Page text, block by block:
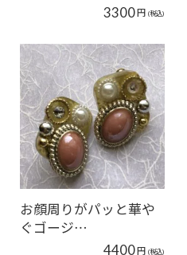
3300円 (税込)
お顔周りがパッと華や
ぐゴージ…
4400円 (税込)